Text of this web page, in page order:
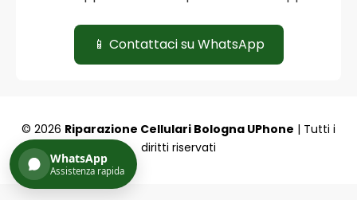
📱 Contattaci su WhatsApp
© 2026 Riparazione Cellulari Bologna UPhone | Tutti i
diritti riservati
WhatsApp
Assistenza rapida